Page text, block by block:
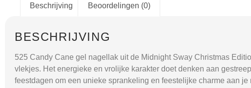
Beschrijving Beoordelingen (0)
BESCHRIJVING
525 Candy Cane gel nagellak uit de Midnight Sway Christmas
vlekjes. Het energieke en vrolijke karakter doet denken aan
feestdagen om een unieke sprankeling en feestelijke charme aan je